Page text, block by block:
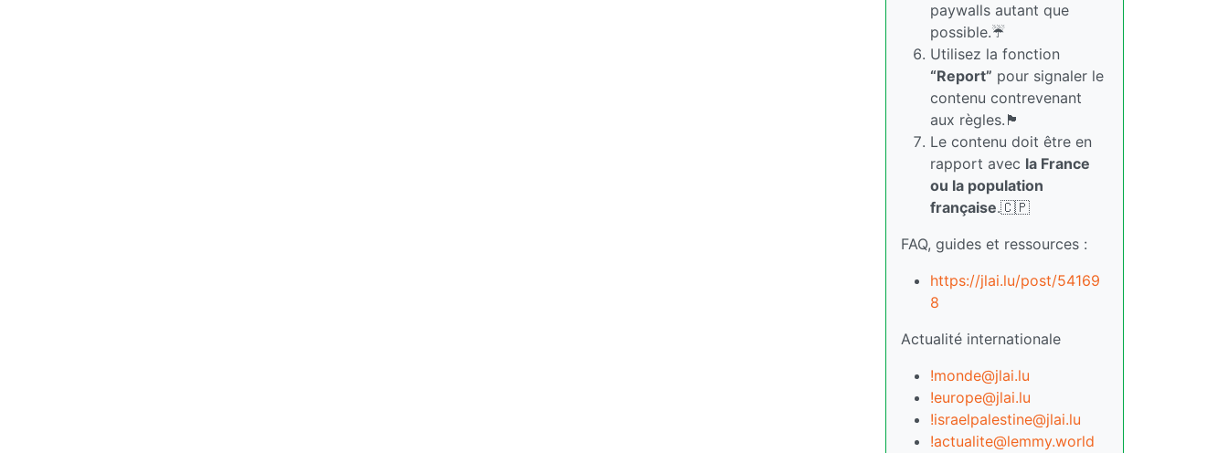
paywalls autant que
possible.☔
Utilisez la fonction
“Report” pour signaler le
contenu contrevenant
aux règles.🏴
Le contenu doit être en
rapport avec la France
ou la population
française.🇨🇵
FAQ, guides et ressources :
https://jlai.lu/post/54169
8
Actualité internationale
!monde@jlai.lu
!europe@jlai.lu
!israelpalestine@jlai.lu
!actualite@lemmy.world